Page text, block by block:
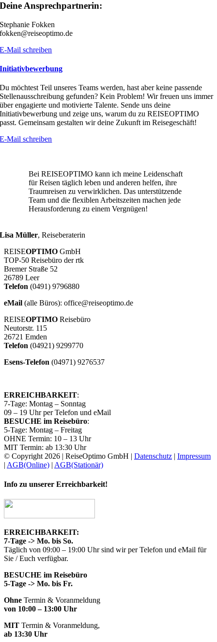
Deine Ansprechpartnerin:
Stephanie Fokken
fokken@reiseoptimo.de
E-Mail schreiben
Initiativbewerbung
Du möchtest Teil unseres Teams werden, hast aber keine passende
Stellenausschreibung gefunden? Kein Problem! Wir freuen uns immer
über engagierte und motivierte Talente. Sende uns deine
Initiativbewerbung und zeige uns, warum du zu REISEOPTIMO
passt. Gemeinsam gestalten wir deine Zukunft im Reisegeschäft!
E-Mail schreiben
Bei REISEOPTIMO kann ich meine Leidenschaft
für Reisen täglich leben und anderen helfen, ihre
Traumreisen zu verwirklichen. Das unterstützende
Team und die flexiblen Arbeitszeiten machen jede
Herausforderung zu einem Vergnügen!
Lisa Müller,Reiseberaterin
REISEOPTIMO GmbH
TOP-50 Reisebüro der rtk
Bremer Straße 52
26789 Leer
Telefon (0491) 9796880
eMail (alle Büros): office@reiseoptimo.de
REISEOPTIMO Reisebüro
Neutorstr. 115
26721 Emden
Telefon (04921) 9299770
Esens-Telefon (04971) 9276537
ERREICHBARKEIT:
7-Tage: Montag – Sonntag
09 – 19 Uhr per Telefon und eMail
BESUCHE im Reisebüro:
5-Tage: Montag – Freitag
OHNE Termin: 10 – 13 Uhr
MIT Termin: ab 13:30 Uhr
© Copyright2026 | ReiseOptimo GmbH | Datenschutz
Impressum
AGB(Online) AGB(Stationär)
Toggle
Bar
Area
Info zu unserer Erreichbarkeit!
ERREICHBARKEIT:
7-Tage -> Mo. bis So.
Täglich von 09:00 – 19:00 Uhr sind wir per Telefon und eMail für
Sie / Euch verfügbar.
BESUCHE im Reisebüro
5-Tage -> Mo. bis Fr.
Ohne Termin & Voranmeldung
von 10:00 – 13:00 Uhr
MIT Termin & Voranmeldung,
ab 13:30 Uhr